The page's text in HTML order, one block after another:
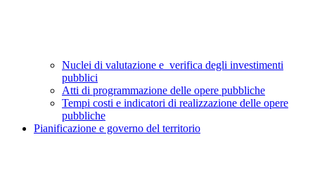
Nuclei di valutazione e verifica degli investimenti
pubblici
Atti di programmazione delle opere pubbliche
Tempi costi e indicatori di realizzazione delle opere
pubbliche
Pianificazione e governo del territorio